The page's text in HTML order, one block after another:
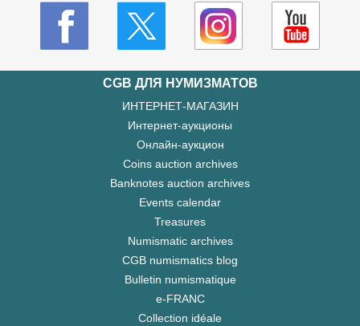
CGB ДЛЯ НУМИЗМАТОВ
ИНТЕРНЕТ-МАГАЗИН
Интернет-аукционы
Онлайн-аукцион
Coins auction archives
Banknotes auction archives
Events calendar
Treasures
Numismatic archives
CGB numismatics blog
Bulletin numismatique
e-FRANC
Collection idéale